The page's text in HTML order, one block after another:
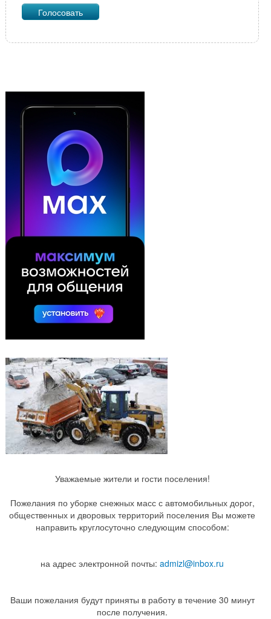
Уважаемые жители и гости поселения!
Пожелания по уборке снежных масс с автомобильных дорог,
общественных и дворовых территорий поселения Вы можете
направить круглосуточно следующим способом:
на адрес электронной почты: admizl@inbox.ru
Ваши пожелания будут приняты в работу в течение 30 минут
после получения.